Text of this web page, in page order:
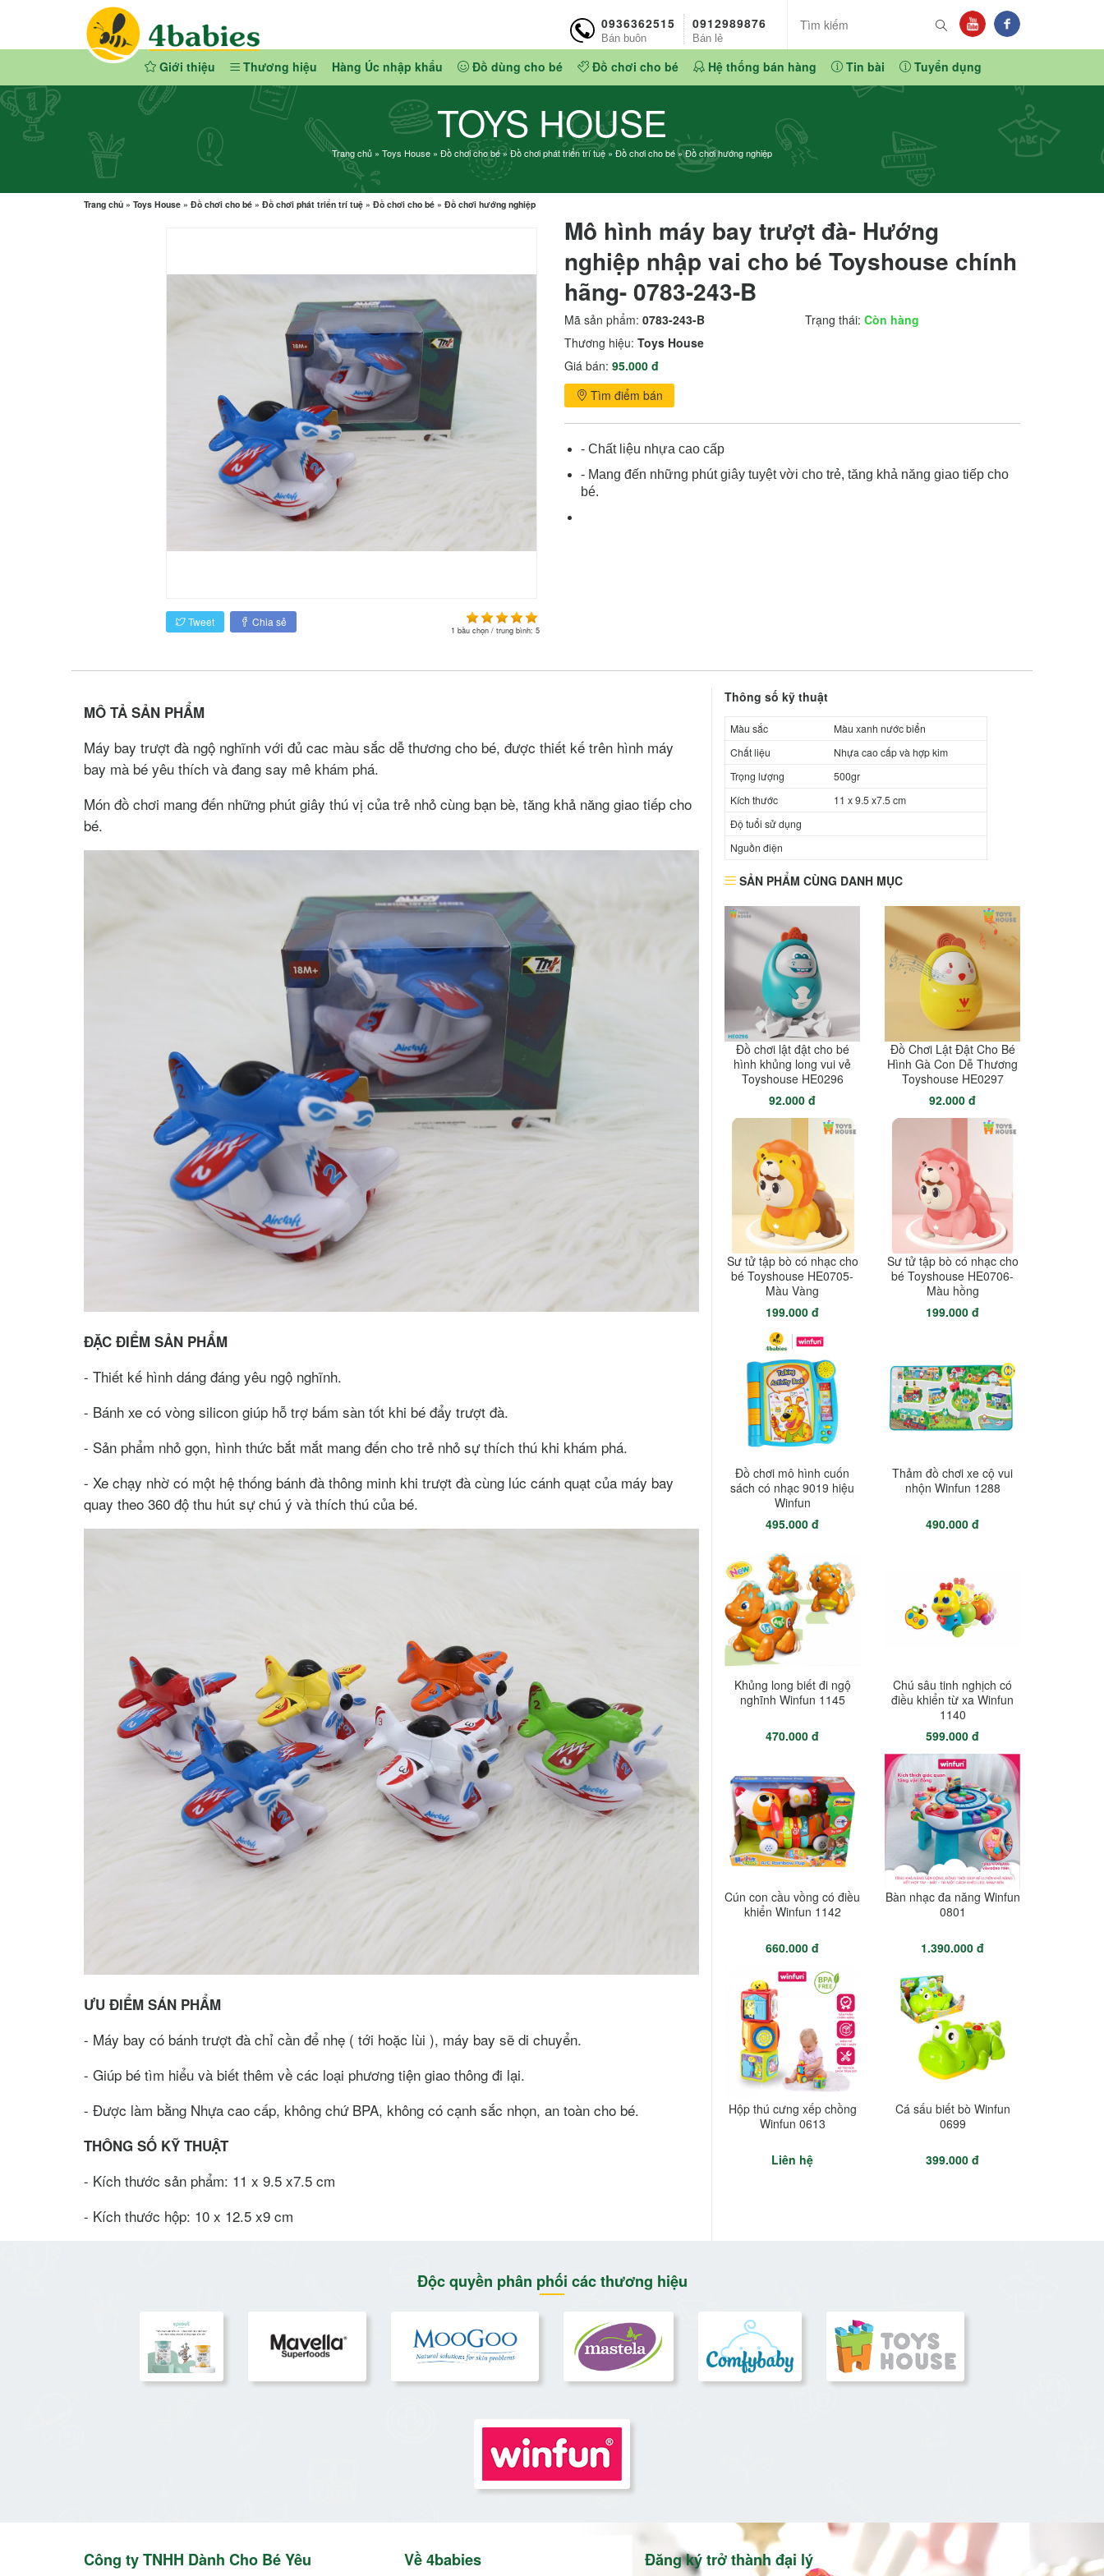
0936362515
Bán buôn
0912989876
Bán lẻ
Giới thiệu Thương hiệu Hàng Úc nhập khẩu Đồ dùng cho bé Đồ chơi cho bé Hệ thống bán hàng Tin bài Tuyển dụng
TOYS HOUSE
Trang chủ » Toys House » Đồ chơi cho bé»Đồ chơi phát triển trí tuệ » Đồ chơi cho bé»Đồ chơi hướng nghiệp
Trang chủ » Toys House » Đồ chơi cho bé » Đồ chơi phát triển trí tuệ » Đồ chơi cho bé » Đồ chơi hướng nghiệp
Mô hình máy bay trượt đà- Hướng
nghiệp nhập vai cho bé Toyshouse chính
hãng- 0783-243-B
Mã sản phẩm: 0783-243-B Trạng thái: Còn hàng
Thương hiệu: Toys House
Giá bán: 95.000 đ
Tìm điểm bán
1 bầu chọn / trung bình: 5
Tweet Chia sẻ
- Chất liệu nhựa cao cấp
- Mang đến những phút giây tuyệt vời cho trẻ, tăng khả năng giao tiếp cho
bé.
MÔ TẢ SẢN PHẨM
Máy bay trượt đà ngộ nghĩnh với đủ cac màu sắc dễ thương cho bé, được thiết kế trên hình máy
bay mà bé yêu thích và đang say mê khám phá.
Món đồ chơi mang đến những phút giây thú vị của trẻ nhỏ cùng bạn bè, tăng khả năng giao tiếp cho
bé.
ĐẶC ĐIỂM SẢN PHẨM
- Thiết kế hình dáng đáng yêu ngộ nghĩnh.
- Bánh xe có vòng silicon giúp hỗ trợ bấm sàn tốt khi bé đẩy trượt đà.
- Sản phẩm nhỏ gọn, hình thức bắt mắt mang đến cho trẻ nhỏ sự thích thú khi khám phá.
- Xe chạy nhờ có một hệ thống bánh đà thông minh khi trượt đà cùng lúc cánh quạt của máy bay
quay theo 360 độ thu hút sự chú ý và thích thú của bé.
ƯU ĐIỂM SÁN PHẨM
- Máy bay có bánh trượt đà chỉ cần để nhẹ ( tới hoặc lùi ), máy bay sẽ di chuyển.
- Giúp bé tìm hiểu và biết thêm về các loại phương tiện giao thông đi lại.
- Được làm bằng Nhựa cao cấp, không chứ BPA, không có cạnh sắc nhọn, an toàn cho bé.
THÔNG SỐ KỸ THUẬT
- Kích thước sản phẩm: 11 x 9.5 x7.5 cm
- Kích thước hộp: 10 x 12.5 x9 cm
Thông số kỹ thuật
Màu sắc
Màu xanh nước biển
Chất liệu
Nhựa cao cấp và hợp kim
Trọng lượng
500gr
Kích thước
11 x 9.5 x7.5 cm
Độ tuổi sử dụng
Nguồn điện
SẢN PHẨM CÙNG DANH MỤC
Đồ chơi lật đật cho bé
hình khủng long vui vẻ
Toyshouse HE0296
92.000 đ
Đồ Chơi Lật Đật Cho Bé
Hình Gà Con Dễ Thương
Toyshouse HE0297
92.000 đ
Sư tử tập bò có nhạc cho
bé Toyshouse HE0705-
Màu Vàng
199.000 đ
Sư tử tập bò có nhạc cho
bé Toyshouse HE0706-
Màu hồng
199.000 đ
Đồ chơi mô hình cuốn
sách có nhạc 9019 hiệu
Winfun
495.000 đ
Thảm đồ chơi xe cộ vui
nhộn Winfun 1288
490.000 đ
Khủng long biết đi ngộ
nghĩnh Winfun 1145
470.000 đ
Chú sâu tinh nghịch có
điều khiển từ xa Winfun
1140
599.000 đ
Cún con cầu vồng có điều
khiển Winfun 1142
660.000 đ
Bàn nhạc đa năng Winfun
0801
1.390.000 đ
Hộp thú cưng xếp chồng
Winfun 0613
Liên hệ
Cá sấu biết bò Winfun
0699
399.000 đ
Độc quyền phân phối các thương hiệu
Đăng ký trở thành đại lý
Về 4babies
Công ty TNHH Dành Cho Bé Yêu